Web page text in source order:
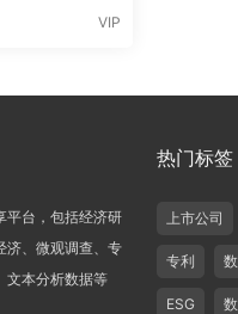
VIP
平台，包括经济研
济、微观调查、专
文本分析数据等
热门标签
上市公司
专利
ESG